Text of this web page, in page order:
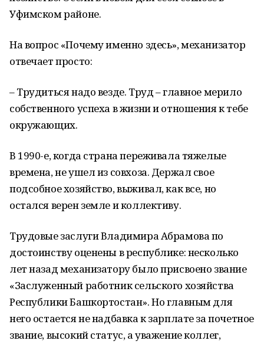
Уфимском районе.
На вопрос «Почему именно здесь», механизатор
отвечает просто:
– Трудиться надо везде. Труд – главное мерило
собственного успеха в жизни и отношения к тебе
окружающих.
В 1990-е, когда страна переживала тяжелые
времена, не ушел из совхоза. Держал свое
подсобное хозяйство, выживал, как все, но
остался верен земле и коллективу.
Трудовые заслуги Владимира Абрамова по
достоинству оценены в республике: несколько
лет назад механизатору было присвоено звание
«Заслуженный работник сельского хозяйства
Республики Башкортостан». Но главным для
него остается не надбавка к зарплате за почетное
звание, высокий статус, а уважение коллег,